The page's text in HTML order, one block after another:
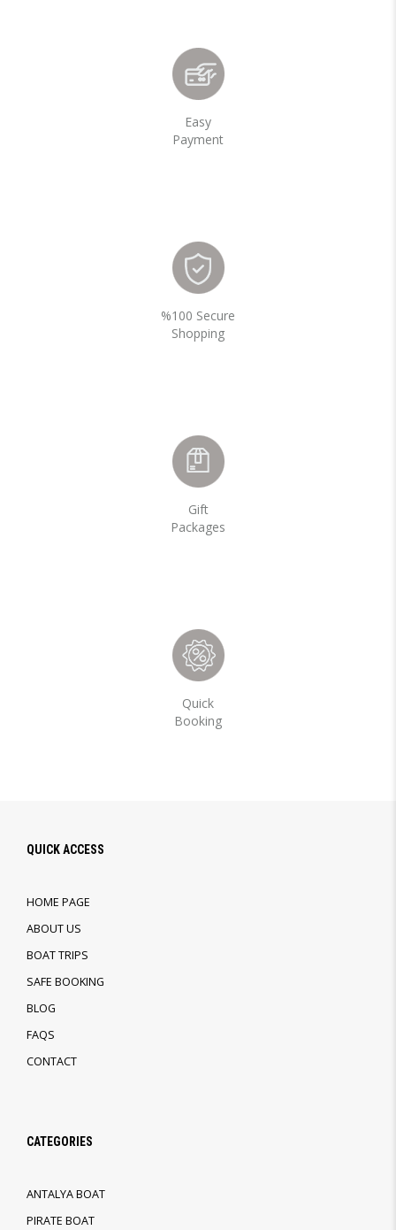
Easy
Payment
%100 Secure
Shopping
Gift
Packages
Quick
Booking
QUICK ACCESS
HOME PAGE
ABOUT US
BOAT TRIPS
SAFE BOOKING
BLOG
FAQS
CONTACT
CATEGORIES
ANTALYA BOAT
PIRATE BOAT